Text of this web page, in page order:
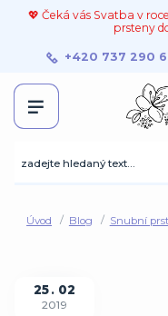
💖 Čeká vás Svatba v
prsteny
+420 737 290
Úvod Blog Snubní
25 02
2019